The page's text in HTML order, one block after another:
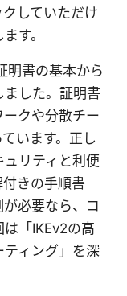
していただけ
す。
明書の基本から
した。証明書
クや分散チー
います。正し
リティと利便
きの手順書
必要なら、コ
「IKEv2の高
ィング」を深